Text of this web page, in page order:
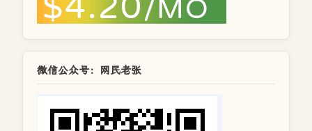
微信公众号：网民老张